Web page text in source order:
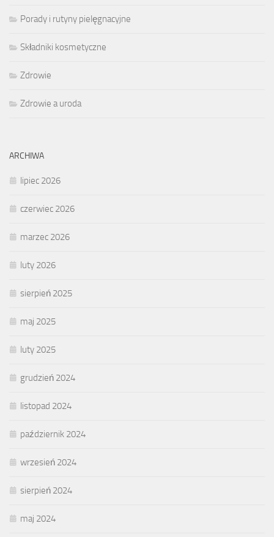
Porady i rutyny pielęgnacyjne
Składniki kosmetyczne
Zdrowie
Zdrowie a uroda
ARCHIWA
lipiec 2026
czerwiec 2026
marzec 2026
luty 2026
sierpień 2025
maj 2025
luty 2025
grudzień 2024
listopad 2024
październik 2024
wrzesień 2024
sierpień 2024
maj 2024